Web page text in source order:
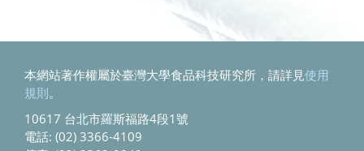
本網站著作權屬於臺灣大學食品科技研究所，請詳見使用
規則。
10617 台北市羅斯福路4段1號
電話: (02) 3366-4109